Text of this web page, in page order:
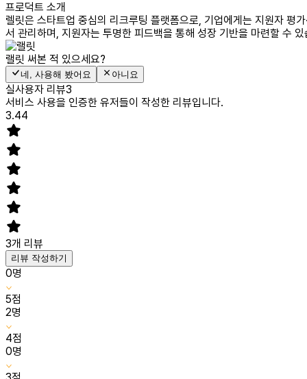
프로덕트 소개
렐릿은 스타트업 중심의 리크루팅 플랫폼으로, 기업에게는 지원자 평
서 관리하며, 지원자는 투명한 피드백을 통해 성장 기반을 마련할 수
랠릿 써본 적 있으세요?
네, 사용해 봤어요 아니요
실사용자 리뷰3
서비스 사용을 인증한 유저들이 작성한 리뷰입니다.
3.44
3개 리뷰
리뷰 작성하기
0명
5점
2명
4점
0명